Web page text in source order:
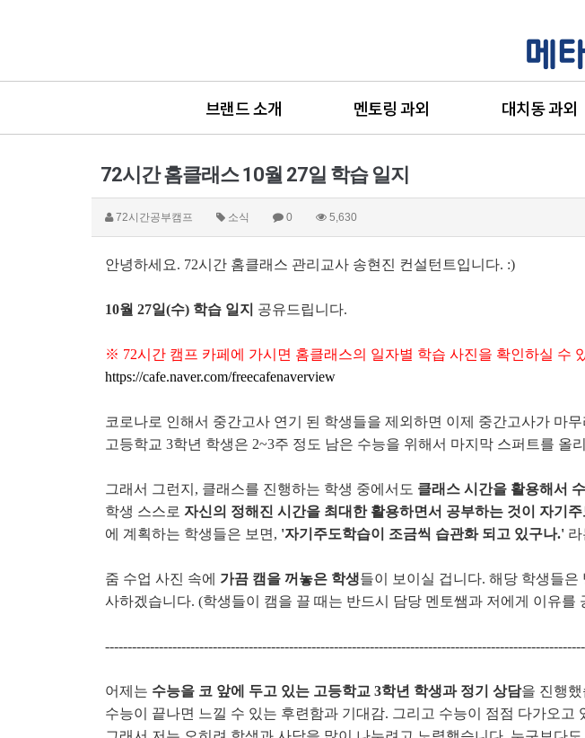
브랜드 소개 멘토링 과외 대치동 과외
72시간 홈클래스 10월 27일 학습 일지
72시간공부캠프 소식 0 5,630
안녕하세요. 72시간 홈클래스 관리교사 송현진 컨설턴트입니다. :)
10월 27일(수) 학습 일지 공유드립니다.
※ 72시간 캠프 카페에 가시면 홈클래스의 일자별 학습 사진을 확인하실 수
https://cafe.naver.com/freecafenaverview
코로나로 인해서 중간고사 연기 된 학생들을 제외하면 이제 중간고사가 마
고등학교 3학년 학생은 2~3주 정도 남은 수능을 위해서 마지막 스퍼트를
그래서 그런지, 클래스를 진행하는 학생 중에서도 클래스 시간을 활용해서
학생 스스로 자신의 정해진 시간을 최대한 활용하면서 공부하는 것이 자기
에 계획하는 학생들은 보면, '자기주도학습이 조금씩 습관화 되고 있구나.'
줌 수업 사진 속에 가끔 캠을 꺼놓은 학생들이 보이실 겁니다. 해당 학생들은
사하겠습니다. (학생들이 캠을 끌 때는 반드시 담당 멘토쌤과 저에게 이유를
어제는 수능을 코 앞에 두고 있는 고등학교 3학년 학생과 정기 상담을 진행
수능이 끝나면 느낄 수 있는 후련함과 기대감. 그리고 수능이 점점 다가오